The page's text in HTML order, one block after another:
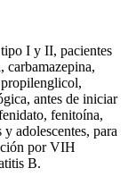
I y II, pacientes
carbamazepina,
antes de iniciar
fenitoína,
adolescentes, para
por VIH
B.